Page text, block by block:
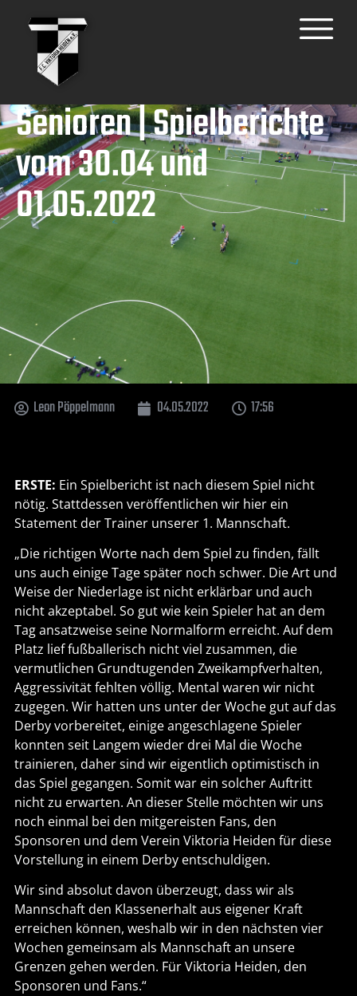
Senioren | Spielberichte
vom 30.04 und
01.05.2022
Leon Pöppelmann 04.05.2022 17:56
ERSTE: Ein Spielbericht ist nach diesem Spiel nicht
nötig. Stattdessen veröffentlichen wir hier ein
Statement der Trainer unserer 1. Mannschaft.
„Die richtigen Worte nach dem Spiel zu finden, fällt
uns auch einige Tage später noch schwer. Die Art und
Weise der Niederlage ist nicht erklärbar und auch
nicht akzeptabel. So gut wie kein Spieler hat an dem
Tag ansatzweise seine Normalform erreicht. Auf dem
Platz lief fußballerisch nicht viel zusammen, die
vermutlichen Grundtugenden Zweikampfverhalten,
Aggressivität fehlten völlig. Mental waren wir nicht
zugegen. Wir hatten uns unter der Woche gut auf das
Derby vorbereitet, einige angeschlagene Spieler
konnten seit Langem wieder drei Mal die Woche
trainieren, daher sind wir eigentlich optimistisch in
das Spiel gegangen. Somit war ein solcher Auftritt
nicht zu erwarten. An dieser Stelle möchten wir uns
noch einmal bei den mitgereisten Fans, den
Sponsoren und dem Verein Viktoria Heiden für diese
Vorstellung in einem Derby entschuldigen.
Wir sind absolut davon überzeugt, dass wir als
Mannschaft den Klassenerhalt aus eigener Kraft
erreichen können, weshalb wir in den nächsten vier
Wochen gemeinsam als Mannschaft an unsere
Grenzen gehen werden. Für Viktoria Heiden, den
Sponsoren und Fans.“